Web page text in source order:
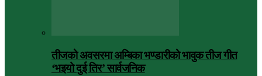
तीजको अवसरमा अम्बिका भण्डारीको भावुक तीज गीत
‘भइयो दुई तिर’ सार्वजनिक